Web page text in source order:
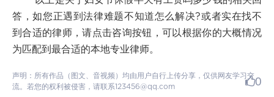
答，如您正遇到法律难题不知道怎么解决?或者实在找不
到合适的律师，请点击咨询按钮，可以根据你的大概情况
为匹配到最合适的本地专业律师。
声明：所有作品（图文、音视频）均由用户自行上传分享，仅供网友学习交
流。若您的权利被侵害，请联系123456@qq.com
0